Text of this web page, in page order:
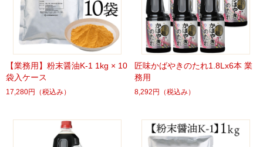
【業務用】粉末醤油K-1 1kg × 10
袋入ケース
17,280円 （税込み）
匠味かばやきのたれ1.8Lx6本 業
務用
8,292円 （税込み）